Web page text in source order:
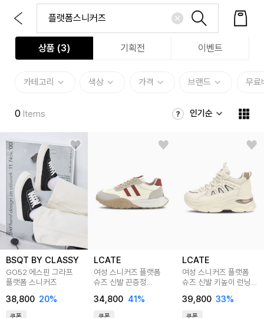
상품 (3) 기획전 이벤트
카테고리 색상 가격 브랜드 무료
0 Items 인기순
BSQT BY CLASSY
GO52 에스핀 그라프
플랫폼 스니커즈
38,800 20%
LCATE
여성 스니커즈 플랫폼
슈즈 신발 끈증정
34,800 41%
LCATE
여성 스니커즈 플랫폼
슈즈 신발 키높이 런닝화
39,800 33%